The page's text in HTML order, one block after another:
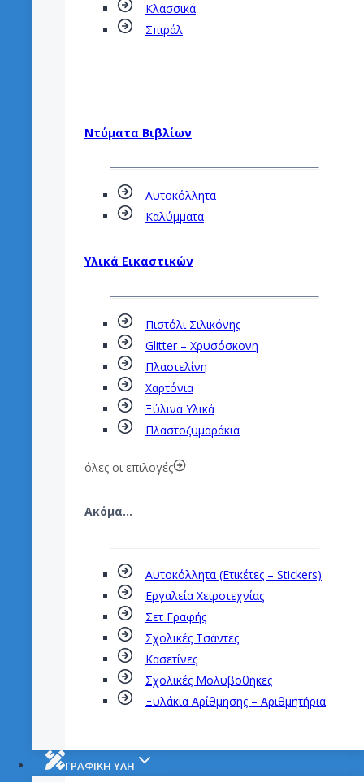
Κλασσικά
Σπιράλ
Ντύματα Βιβλίων
Αυτοκόλλητα
Καλύμματα
Υλικά Εικαστικών
Πιστόλι Σιλικόνης
Glitter – Χρυσόσκονη
Πλαστελίνη
Χαρτόνια
Ξύλινα Υλικά
Πλαστοζυμαράκια
όλες οι επιλογές
Ακόμα…
Αυτοκόλλητα (Ετικέτες – Stickers)
Εργαλεία Χειροτεχνίας
Σετ Γραφής
Σχολικές Τσάντες
Κασετίνες
Σχολικές Μολυβοθήκες
Ξυλάκια Αρίθμησης – Αριθμητήρια
ΓΡΑΦΙΚΗ ΥΛΗ